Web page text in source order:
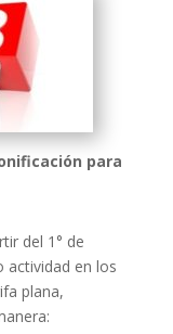
para
del 1° de
actividad en los
plana,